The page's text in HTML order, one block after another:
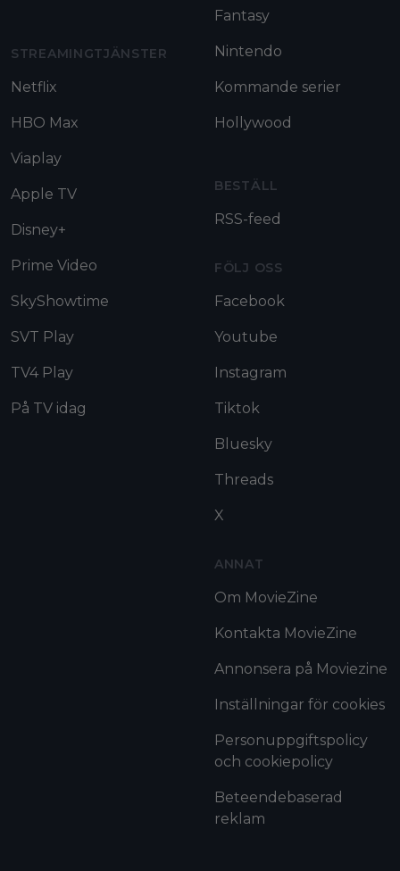
STREAMINGTJÄNSTER
Netflix
HBO Max
Viaplay
Apple TV
Disney+
Prime Video
SkyShowtime
SVT Play
TV4 Play
På TV idag
Fantasy
Nintendo
Kommande serier
Hollywood
BESTÄLL
RSS-feed
FÖLJ OSS
Facebook
Youtube
Instagram
Tiktok
Bluesky
Threads
X
ANNAT
Om MovieZine
Kontakta MovieZine
Annonsera på Moviezine
Inställningar för cookies
Personuppgiftspolicy
och cookiepolicy
Beteendebaserad
reklam